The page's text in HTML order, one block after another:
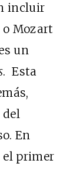
incluir
o Mozart
un
. Esta
del
En
el primer